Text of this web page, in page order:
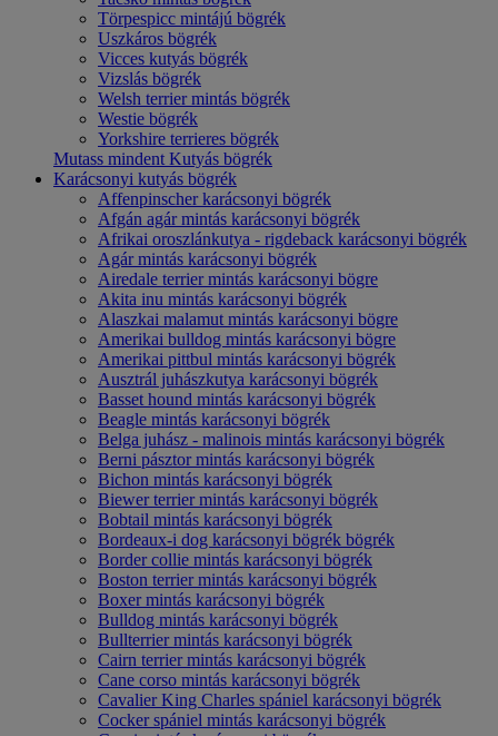
Törpespicc mintájú bögrék
Uszkáros bögrék
Vicces kutyás bögrék
Vizslás bögrék
Welsh terrier mintás bögrék
Westie bögrék
Yorkshire terrieres bögrék
Mutass mindent Kutyás bögrék
Karácsonyi kutyás bögrék
Affenpinscher karácsonyi bögrék
Afgán agár mintás karácsonyi bögrék
Afrikai oroszlánkutya - rigdeback karácsonyi bögrék
Agár mintás karácsonyi bögrék
Airedale terrier mintás karácsonyi bögre
Akita inu mintás karácsonyi bögrék
Alaszkai malamut mintás karácsonyi bögre
Amerikai bulldog mintás karácsonyi bögre
Amerikai pittbul mintás karácsonyi bögrék
Ausztrál juhászkutya karácsonyi bögrék
Basset hound mintás karácsonyi bögrék
Beagle mintás karácsonyi bögrék
Belga juhász - malinois mintás karácsonyi bögrék
Berni pásztor mintás karácsonyi bögrék
Bichon mintás karácsonyi bögrék
Biewer terrier mintás karácsonyi bögrék
Bobtail mintás karácsonyi bögrék
Bordeaux-i dog karácsonyi bögrék bögrék
Border collie mintás karácsonyi bögrék
Boston terrier mintás karácsonyi bögrék
Boxer mintás karácsonyi bögrék
Bulldog mintás karácsonyi bögrék
Bullterrier mintás karácsonyi bögrék
Cairn terrier mintás karácsonyi bögrék
Cane corso mintás karácsonyi bögrék
Cavalier King Charles spániel karácsonyi bögrék
Cocker spániel mintás karácsonyi bögrék